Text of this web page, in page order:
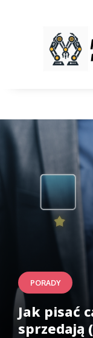
PORADY
Jak pisać
sprzedają